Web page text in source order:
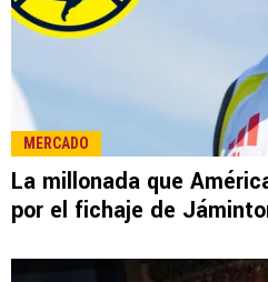
MERCADO
La millonada que
por el fichaje de